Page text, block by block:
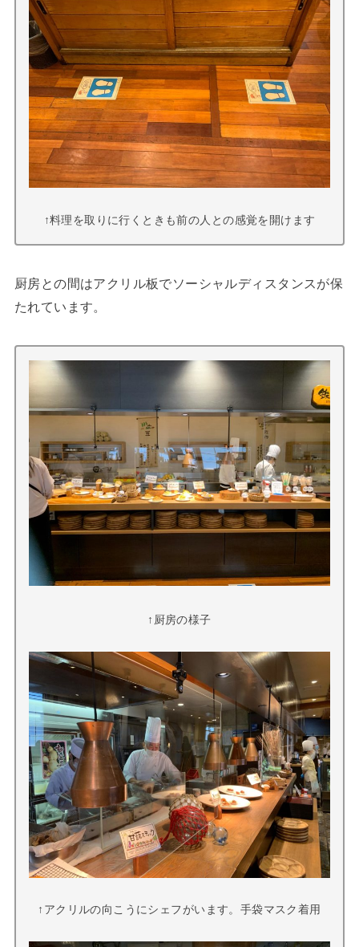
↑料理を取りに行くときも前の人との感覚を開けます
厨房との間はアクリル板でソーシャルディスタンスが保
たれています。
↑厨房の様子
↑アクリルの向こうにシェフがいます。手袋マスク着用